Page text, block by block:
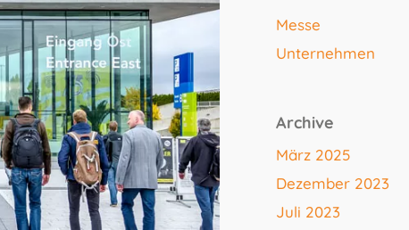
Messe
Unternehmen
Archive
März 2025
Dezember 2023
Juli 2023